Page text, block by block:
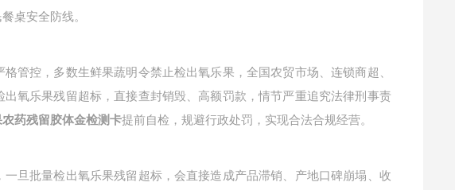
桌安全防线。
管控，多数生鲜果蔬明令禁止检出氧乐果，全国农贸市场、连锁商超、
氧乐果残留超标，直接查封销毁、高额罚款，情节严重追究法律刑事责
药残留胶体金检测卡提前自检，规避行政处罚，实现合法合规经营。
旦批量检出氧乐果残留超标，会直接造成产品滞销、产地口碑崩塌、收